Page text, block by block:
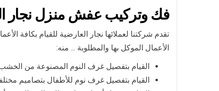
فك وتركيب عفش منزل نجار
تقدم شركتنا لعملائها نجار العارضية للقيام بكافة
الأعمال الموكل بها والمطلوبة … منه:
القيام بتفصيل غرف النوم المصنوعة من الخشب
القيام بتفصيل غرف نوم للأطفال بتصاميم